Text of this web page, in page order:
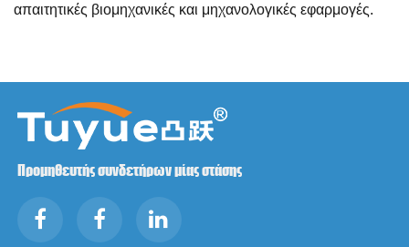
απαιτητικές βιομηχανικές και μηχανολογικές εφαρμογές.
Προμηθευτής συνδετήρων μίας στάσης